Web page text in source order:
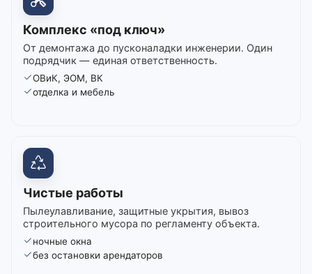
Комплекс «под ключ»
От демонтажа до пусконаладки инженерии. Один
подрядчик — единая ответственность.
ОВиК, ЭОМ, ВК
отделка и мебель
Чистые работы
Пылеулавливание, защитные укрытия, вывоз
строительного мусора по регламенту объекта.
ночные окна
без остановки арендаторов